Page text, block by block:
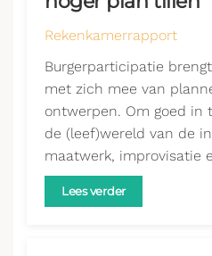
Rekenkamerrapport
Burgerparticipatie
met zich mee van
ontwerpen. Om goed in
de (leef)wereld van de
maatwerk, improvisatie
Lees verder